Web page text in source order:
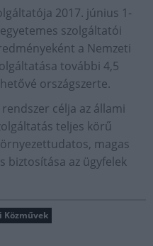
2017. június 1-
szolgáltatói
a Nemzeti
további 4,5
országszerte.
célja az állami
teljes körű
magas
biztosítása az ügyfelek
Közművek